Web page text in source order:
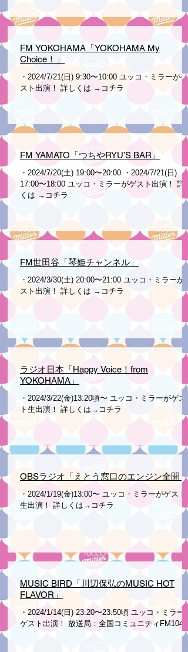
FM YOKOHAMA「YOKOHAMA My
Choice！」
・2024/7/21(日) 9:30〜10:00 ユッコ・ミラーがゲ
スト出演！ 詳しくは →コチラ
FM YAMATO「つちやRYU’S BAR」
・2024/7/20(土) 19:00〜20:00 ・2024/7/21(日)
17:00〜18:00 ユッコ・ミラーがゲスト出演！ 詳し
くは →コチラ
FM世田谷「琴姫チャンネル」
・2024/3/30(土) 20:00〜21:00 ユッコ・ミラーがゲ
スト出演！ 詳しくは →コチラ
ラジオ日本「Happy Voice！from
YOKOHAMA」
・2024/3/22(金)13:20頃〜 ユッコ・ミラーがゲス
ト生出演！ 詳しくは→コチラ
OBSラジオ「えとう窓口のエンジン全開」
・2024/1/19(金)13:00〜 ユッコ・ミラーがゲスト
生出演！ 詳しくは→コチラ
MUSIC BIRD「川辺保弘のMUSIC HOT
FLAVOR」
・2024/1/14(日) 23:20〜23:50頃 ユッコ・ミラーが
ゲスト出演！ 放送局：全国コミュニティFM104局